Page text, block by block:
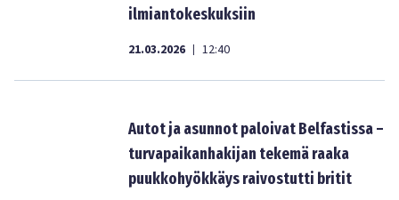
ilmiantokeskuksiin
21.03.2026 | 12:40
Autot ja asunnot paloivat Belfastissa –
turvapaikanhakijan tekemä raaka
puukkohyökkäys raivostutti britit